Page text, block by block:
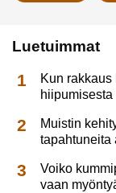
Luetuimmat
Kun
hiipumisesta
Muistin
tapahtuneita
Voiko
vaan